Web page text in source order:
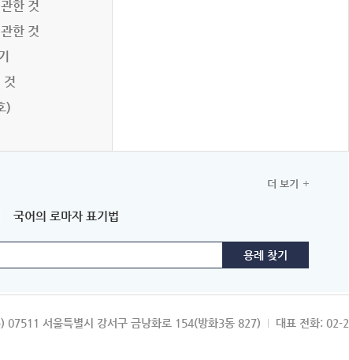
한 것
한 것
것
)
국어의 로마자 표기법
더 보기
07511 서울특별시 강서구 금낭화로 154(방화3동 827) 대표 전화: 02-